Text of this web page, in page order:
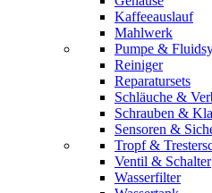
Kaffeeauslauf
Mahlwerk
Pumpe &
Reiniger
Reparatursets
Schläuche &
Schrauben &
Sensoren &
Tropf &
Ventil & Schalter
Wasserfilter